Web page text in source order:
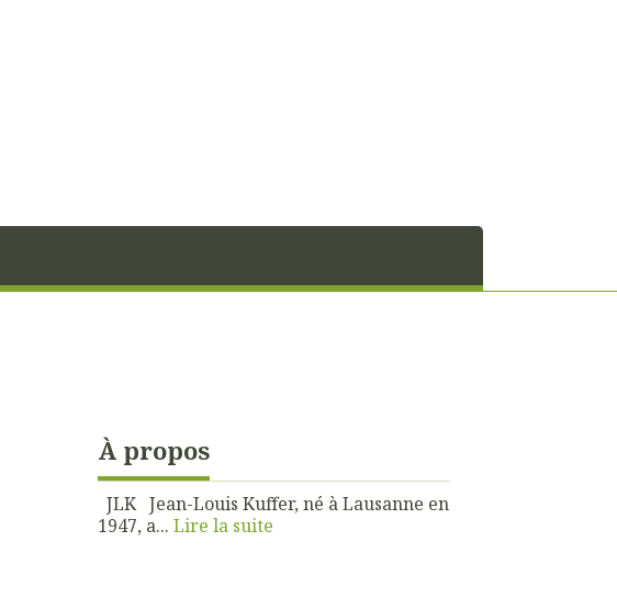
À propos
JLK Jean-Louis Kuffer, né à Lausanne en
1947, a... Lire la suite